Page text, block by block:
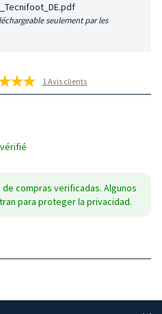
seulement par les
1 Avis clients
compras verificadas. Algunos
para proteger la privacidad.